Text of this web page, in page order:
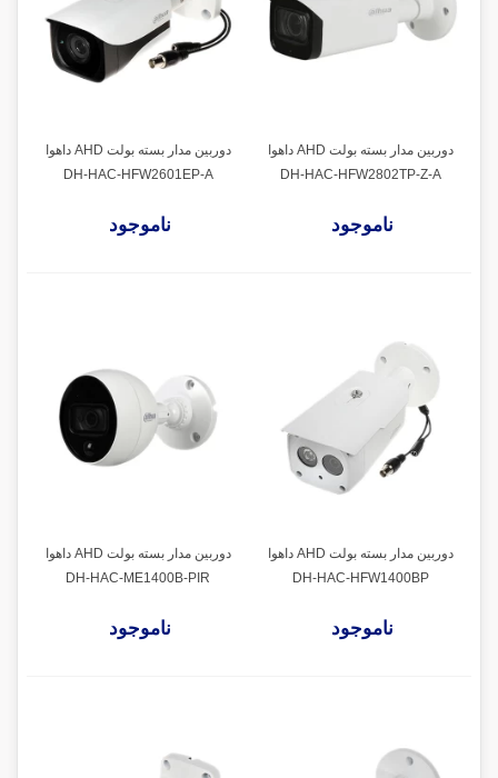
دوربین مدار بسته بولت AHD داهوا
DH-HAC-HFW2802TP-Z-A
ناموجود
دوربین مدار بسته بولت AHD داهوا
DH-HAC-HFW2601EP-A
ناموجود
دوربین مدار بسته بولت AHD داهوا
DH-HAC-HFW1400BP
ناموجود
دوربین مدار بسته بولت AHD داهوا
DH-HAC-ME1400B-PIR
ناموجود